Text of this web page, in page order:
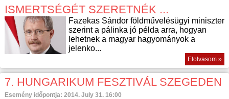
ISMERTSÉGÉT SZERETNÉK ...
Fazekas Sándor földművelésügyi miniszter
szerint a pálinka jó példa arra, hogyan
lehetnek a magyar hagyományok a
jelenko...
Elolvasom »
7. HUNGARIKUM FESZTIVÁL SZEGEDEN
Esemény időpontja: 2014. July 31. 16:00